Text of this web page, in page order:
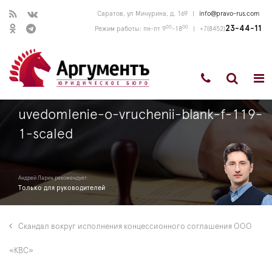
Саратов, ул Мичурина, д. 169 info@pravo-rus.com
Режим работы: пн-пт 900-1800 +7(8452)23-44-11
uvedomlenie-o-vruchenii-blank-f-119-
1-scaled
Андрей Ларин рекомендует:
Только для руководителей
Скандал вокруг исполнения концессионного соглашения ООО
«КВС»